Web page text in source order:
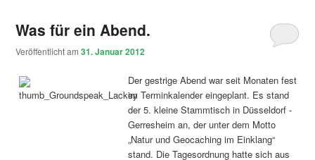
Was für ein Abend.
Veröffentlicht am31. Januar 2012
Der gestrige Abend war seit Monaten fest
im Terminkalender eingeplant. Es stand
der 5. kleine Stammtisch in Düsseldorf -
Gerresheim an, der unter dem Motto
„Natur und Geocaching im Einklang“
stand. Die Tagesordnung hatte sich aus